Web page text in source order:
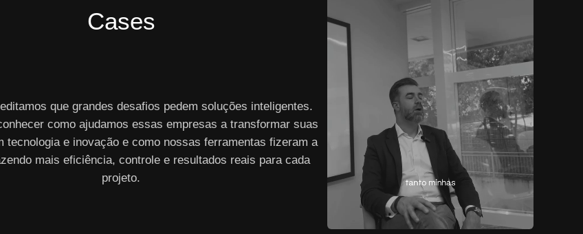
Cases
que grandes desafios pedem soluções inteligentes.
como ajudamos essas empresas a transformar suas
tecnologia e inovação e como nossas ferramentas fizeram a
mais eficiência, controle e resultados reais para cada
projeto.